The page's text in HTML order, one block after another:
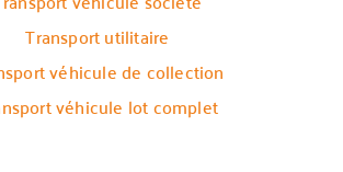
Transport utilitaire
véhicule de collection
véhicule lot complet